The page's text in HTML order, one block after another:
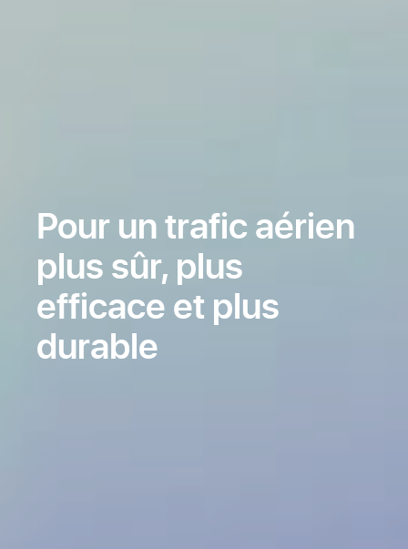
Pour un trafic aérien
plus sûr, plus
efficace et plus
durable